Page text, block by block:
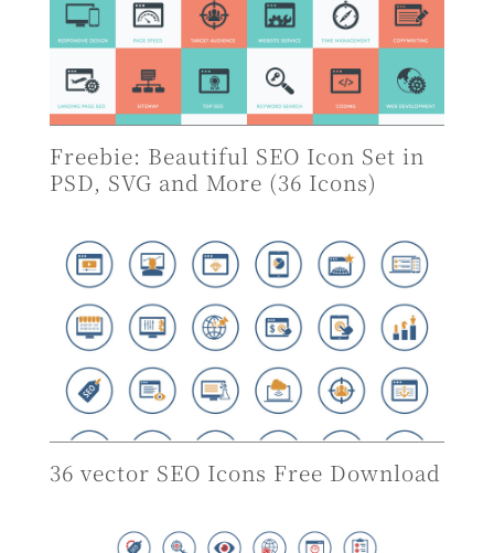
Freebie: Beautiful SEO Icon Set in
PSD, SVG and More (36 Icons)
36 vector SEO Icons Free Download